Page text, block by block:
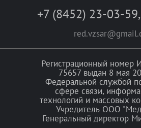
+7 (8452) 23-03-59,
Регистрационный
75657 выдан 8 мая
Федеральной службой
сфере связи,
технологий и массовых
Учредитель ООО
Генеральный директор